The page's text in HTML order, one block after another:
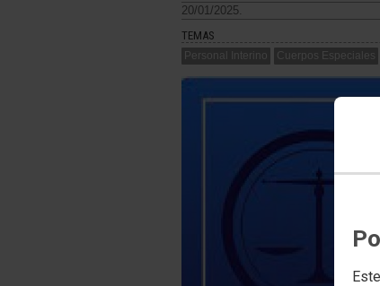
20/01/2025.
TEMAS
Personal Interino Cuerpos Especiales